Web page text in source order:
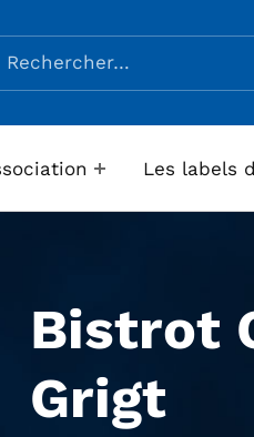
:
Les labels
Bistrot
Grigt